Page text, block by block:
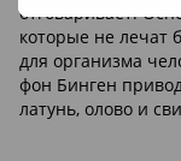
отговаривает.
которые не лечат
для организма
фон Бинген
латунь, олово и